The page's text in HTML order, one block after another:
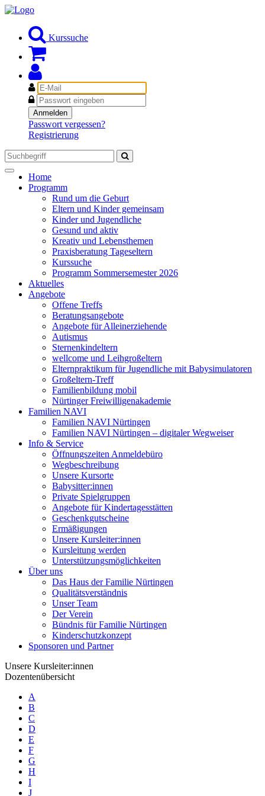
Kurssuche
E-
Mail
Passwort
Anmelden
Passwort vergessen?
Registrierung
Toggle
navigation
Home
Programm
Rund um die Geburt
Eltern und Kinder gemeinsam
Kinder und Jugendliche
Gesund und aktiv
Kreativ und Lebensthemen
Praxisberatung Tageseltern
Kurssuche
Programm Sommersemester 2026
Aktuelles
Angebote
Offene Treffs
Beratungsangebote
Angebote für Alleinerziehende
Autismus
Sternenkindeltern
wellcome und Leihgroßeltern
Elternpraktikum für Jugendliche mit Babysimulatoren
Großeltern-Treff
Familienbildung mobil
Nürtinger Freiwilligenakademie
Familien NAVI
Familien NAVI Nürtingen
Familien NAVI Nürtingen – digitaler Wegweiser
Info & Service
Öffnungszeiten Anmeldebüro
Wegbeschreibung
Unsere Kursorte
Babysitter:innen
Private Spielgruppen
Angebote für Kindertagesstätten
Geschenkgutscheine
Ermäßigungen
Unsere Kursleiter:innen
Kursleitung werden
Unterstützungsmöglichkeiten
Über uns
Das Haus der Familie Nürtingen
Qualitätsverständnis
Unser Team
Der Verein
Bündnis für Familie Nürtingen
Kinderschutzkonzept
Sponsoren und Partner
Unsere Kursleiter:innen
Dozentenübersicht
A
B
C
D
E
F
G
H
I
J